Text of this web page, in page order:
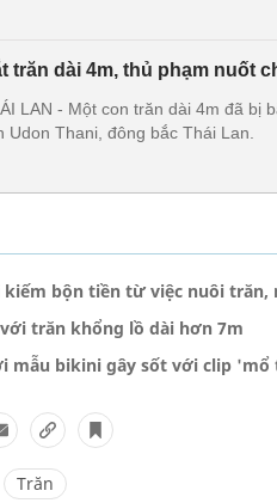
trăn dài 4m, thủ phạm nuốt
LAN - Một con trăn dài 4m đã bị
Udon Thani, đông bắc Thái Lan.
kiếm bộn tiền từ việc nuôi
trăn khổng lồ dài hơn 7m
mẫu bikini gây sốt với clip 'mổ
Trăn